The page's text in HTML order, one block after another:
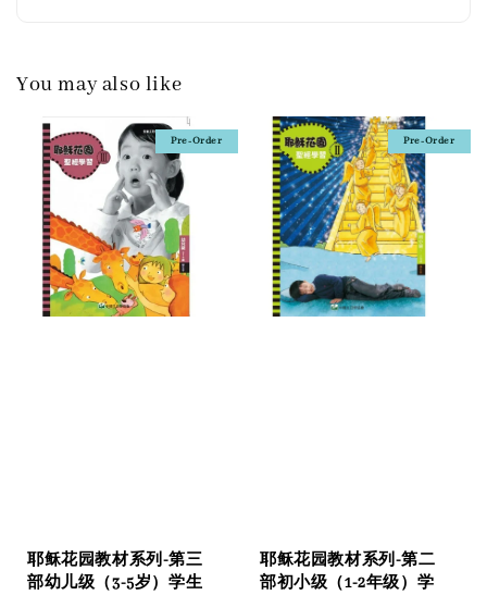
You may also like
Pre-Order
耶稣花园教材系列-第三
部幼儿级（3-5岁）学生
Pre-Order
耶稣花园教材系列-第二
部初小级（1-2年级）学